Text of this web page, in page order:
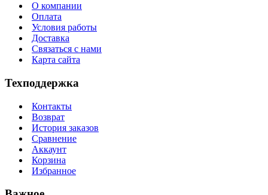
О компании
Оплата
Условия работы
Доставка
Связаться с нами
Карта сайта
Техподдержка
Контакты
Возврат
История заказов
Сравнение
Аккаунт
Корзина
Избранное